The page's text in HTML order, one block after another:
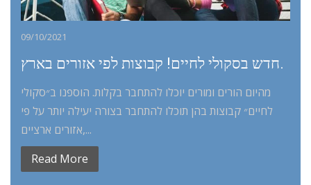
09/10/2021
חדש בסקולי לחיים! קבוצות לפי אזורים בארץ.
מהיום הורים ומורים יוכלו להתחבר בקלות. הוספנו ב״סקולי
לחיים״ קבוצות בהן תוכלו להתחבר בצורה יעילה יותר על פי
אזורים ארציים,...
Read More